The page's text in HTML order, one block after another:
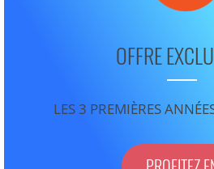
OFFRE
LES 3 PREMIÈRES